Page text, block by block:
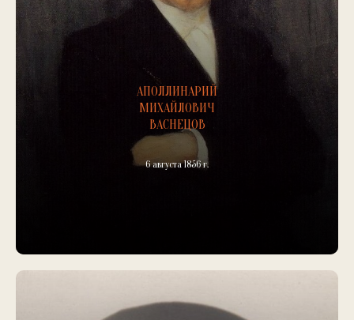
АПОЛЛИНАРИЙ
МИХАЙЛОВИЧ
ВАСНЕЦОВ
6 августа 1856 г.